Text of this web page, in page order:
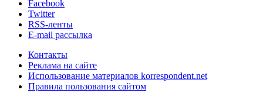
Facebook
Twitter
RSS-ленты
E-mail рассылка
Контакты
Реклама на сайте
Использование материалов korrespondent.net
Правила пользования сайтом